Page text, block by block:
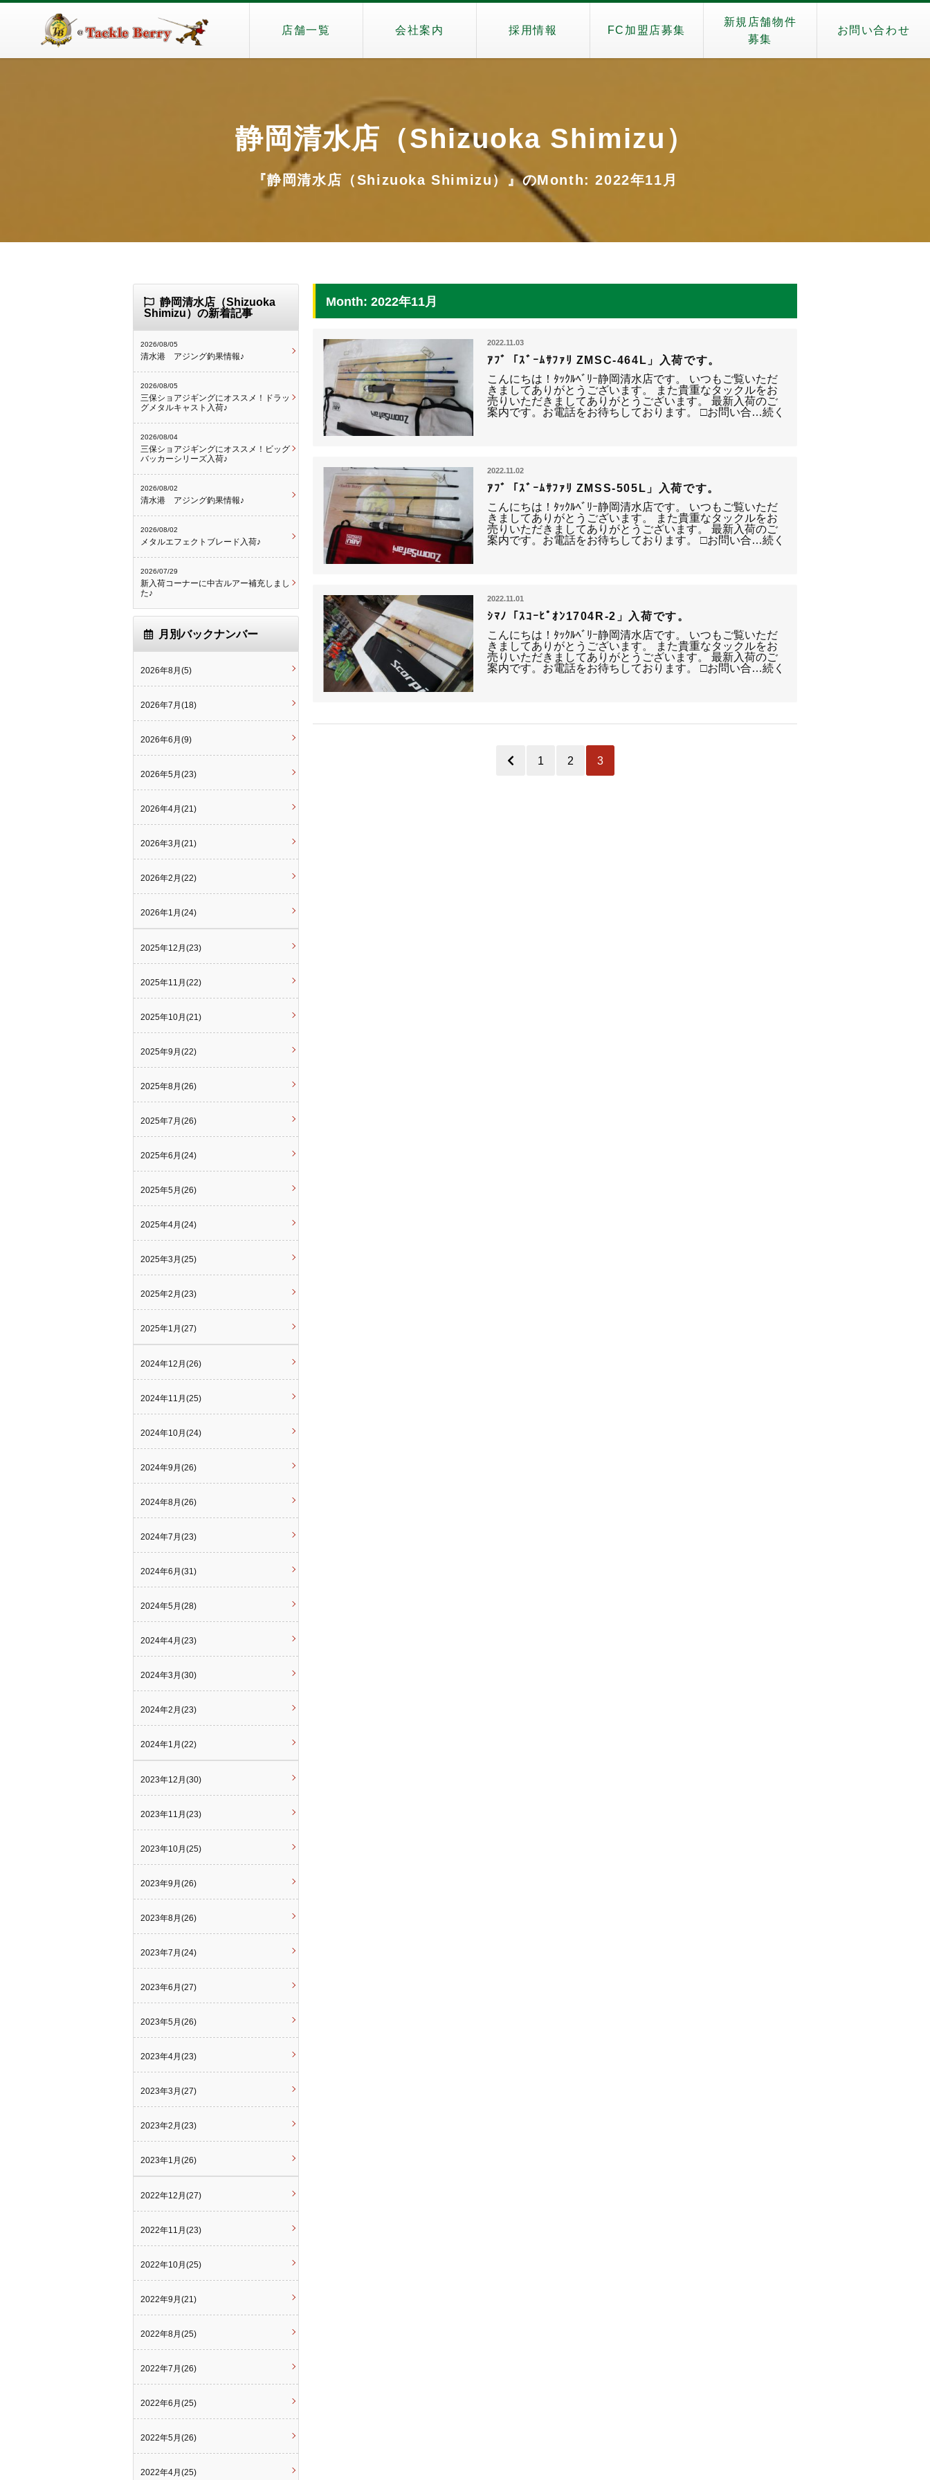
店舗一覧 会社案内 採用情報 FC加盟店募集
新規店舗物件
募集
お問い合わせ
静岡清水店（Shizuoka Shimizu）
『静岡清水店（Shizuoka Shimizu）』のMonth: 2022年11月
Month: 2022年11月
2022.11.03
ｱﾌﾞ「ｽﾞｰﾑｻﾌｧﾘ ZMSC-464L」入荷です。
こんにちは！ﾀｯｸﾙﾍﾞﾘｰ静岡清水店です。 いつもご覧いただ
きましてありがとうございます。 また貴重なタックルをお
売りいただきましてありがとうございます。 最新入荷のご
案内です。お電話をお待ちしております。 □お問い合…続く
2022.11.02
ｱﾌﾞ「ｽﾞｰﾑｻﾌｧﾘ ZMSS-505L」入荷です。
こんにちは！ﾀｯｸﾙﾍﾞﾘｰ静岡清水店です。 いつもご覧いただ
きましてありがとうございます。 また貴重なタックルをお
売りいただきましてありがとうございます。 最新入荷のご
案内です。お電話をお待ちしております。 □お問い合…続く
2022.11.01
ｼﾏﾉ「ｽｺｰﾋﾟｵﾝ1704R-2」入荷です。
こんにちは！ﾀｯｸﾙﾍﾞﾘｰ静岡清水店です。 いつもご覧いただ
きましてありがとうございます。 また貴重なタックルをお
売りいただきましてありがとうございます。 最新入荷のご
案内です。お電話をお待ちしております。 □お問い合…続く
1 2 3
静岡清水店（Shizuoka
Shimizu）の新着記事
2026/08/05
清水港 アジング釣果情報♪
2026/08/05
三保ショアジギングにオススメ！ドラッ
グメタルキャスト入荷♪
2026/08/04
三保ショアジギングにオススメ！ビッグ
バッカーシリーズ入荷♪
2026/08/02
清水港 アジング釣果情報♪
2026/08/02
メタルエフェクトブレード入荷♪
2026/07/29
新入荷コーナーに中古ルアー補充しまし
た♪
月別バックナンバー
2026年8月(5)
2026年7月(18)
2026年6月(9)
2026年5月(23)
2026年4月(21)
2026年3月(21)
2026年2月(22)
2026年1月(24)
2025年12月(23)
2025年11月(22)
2025年10月(21)
2025年9月(22)
2025年8月(26)
2025年7月(26)
2025年6月(24)
2025年5月(26)
2025年4月(24)
2025年3月(25)
2025年2月(23)
2025年1月(27)
2024年12月(26)
2024年11月(25)
2024年10月(24)
2024年9月(26)
2024年8月(26)
2024年7月(23)
2024年6月(31)
2024年5月(28)
2024年4月(23)
2024年3月(30)
2024年2月(23)
2024年1月(22)
2023年12月(30)
2023年11月(23)
2023年10月(25)
2023年9月(26)
2023年8月(26)
2023年7月(24)
2023年6月(27)
2023年5月(26)
2023年4月(23)
2023年3月(27)
2023年2月(23)
2023年1月(26)
2022年12月(27)
2022年11月(23)
2022年10月(25)
2022年9月(21)
2022年8月(25)
2022年7月(26)
2022年6月(25)
2022年5月(26)
2022年4月(25)